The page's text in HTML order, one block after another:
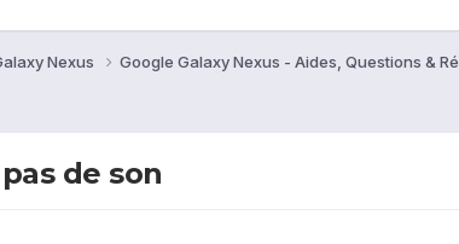
Nexus
Google Galaxy Nexus - Aides, Questions &
de son